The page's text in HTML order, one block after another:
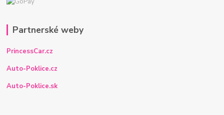
Partnerské weby
PrincessCar.cz
Auto-Poklice.cz
Auto-Poklice.sk